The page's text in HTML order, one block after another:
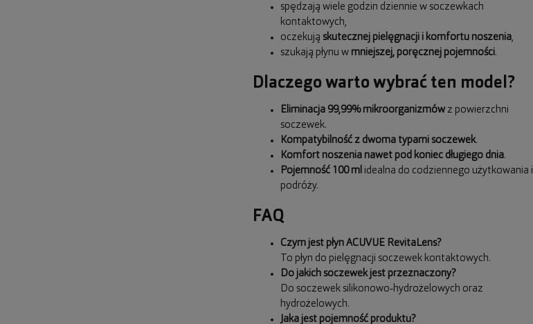
spędzają wiele godzin dziennie w soczewkach
kontaktowych,
oczekują skutecznej pielęgnacji i komfortu noszenia,
szukają płynu w mniejszej, poręcznej pojemności.
Dlaczego warto wybrać ten model?
Eliminacja 99,99% mikroorganizmów z powierzchni
soczewek.
Kompatybilność z dwoma typami soczewek.
Komfort noszenia nawet pod koniec długiego dnia.
Pojemność 100 ml idealna do codziennego użytkowania i
podróży.
FAQ
Czym jest płyn ACUVUE RevitaLens?
To płyn do pielęgnacji soczewek kontaktowych.
Do jakich soczewek jest przeznaczony?
Do soczewek silikonowo‑hydrożelowych oraz
hydrożelowych.
Jaka jest pojemność produktu?